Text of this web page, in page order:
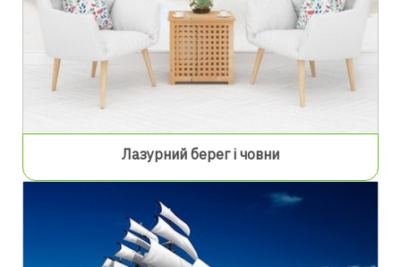
Лазурний берег і човни